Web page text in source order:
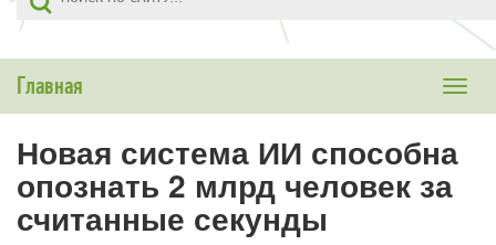
Toggle
Главная
Новая система ИИ способна
опознать 2 млрд человек за
считанные секунды